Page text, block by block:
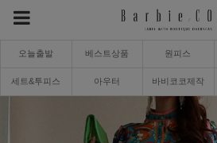
오늘출발 베스트상품 원피스
세트&투피스 아우터 바비코코제작